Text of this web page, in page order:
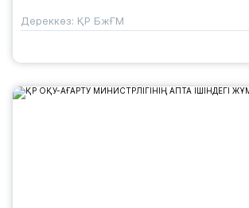
Дереккөз: ҚР БжҒМ